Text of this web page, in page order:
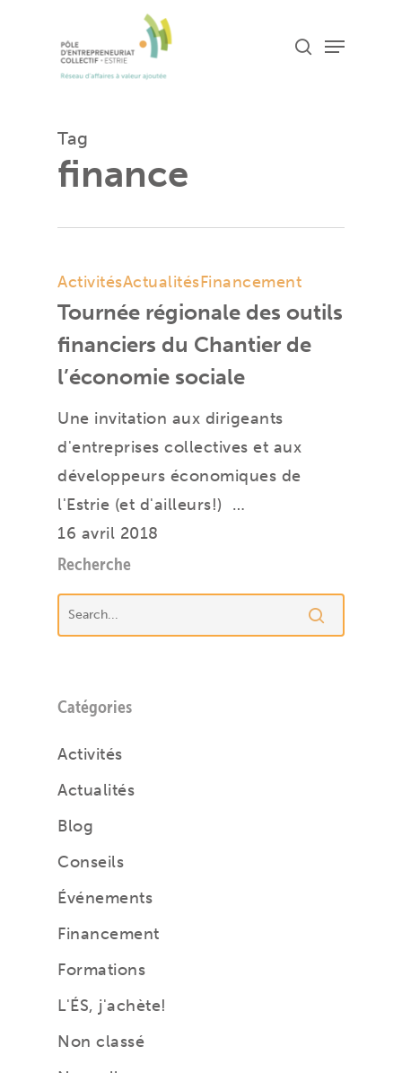
search
Menu
Tag
finance
ActivitésActualitésFinancement
Tournée régionale des outils
financiers du Chantier de
l’économie sociale
Une invitation aux dirigeants
d'entreprises collectives et aux
développeurs économiques de
l'Estrie (et d'ailleurs!) …
16 avril 2018
Recherche
Catégories
Activités
Actualités
Blog
Conseils
Événements
Financement
Formations
L'ÉS, j'achète!
Non classé